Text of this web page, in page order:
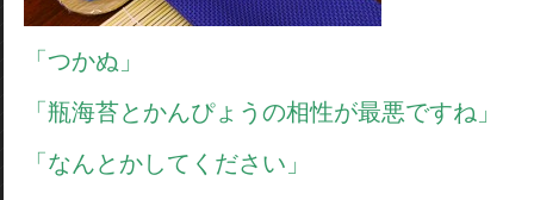
「つかぬ」
「瓶海苔とかんぴょうの相性が最悪ですね」
「なんとかしてください」